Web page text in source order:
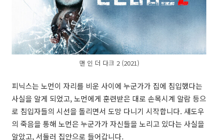
맨 인 더 다크 2 (2021)
피닉스는 노먼이 자리를 비운 사이에 누군가가 집에 침입했다는
사실을 알게 되었고, 노먼에게 훈련받은 대로 손목시계 알람 등으
로 침입자들의 시선을 돌리면서 도망 다니기 시작합니다. 섀도우
의 죽음을 통해 노먼은 누군가가 자신들을 노리고 있다는 사실을
알았고, 서둘러 집안으로 들어갑니다.